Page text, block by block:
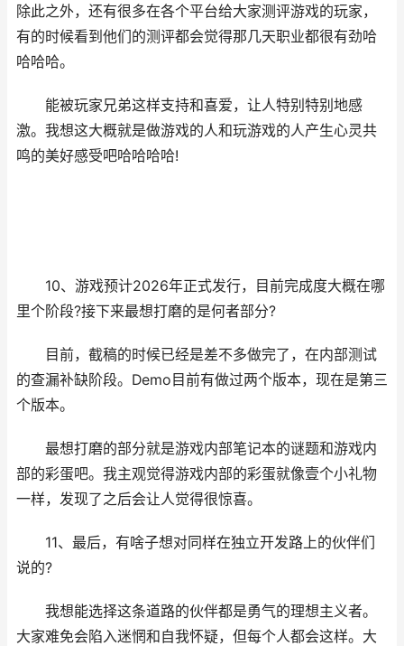
除此之外，还有很多在各个平台给大家测评游戏的玩家，
有的时候看到他们的测评都会觉得那几天职业都很有劲哈
哈哈哈。
能被玩家兄弟这样支持和喜爱，让人特别特别地感
激。我想这大概就是做游戏的人和玩游戏的人产生心灵共
鸣的美好感受吧哈哈哈哈!
10、游戏预计2026年正式发行，目前完成度大概在哪
里个阶段?接下来最想打磨的是何者部分?
目前，截稿的时候已经是差不多做完了，在内部测试
的查漏补缺阶段。Demo目前有做过两个版本，现在是第三
个版本。
最想打磨的部分就是游戏内部笔记本的谜题和游戏内
部的彩蛋吧。我主观觉得游戏内部的彩蛋就像壹个小礼物
一样，发现了之后会让人觉得很惊喜。
11、最后，有啥子想对同样在独立开发路上的伙伴们
说的?
我想能选择这条道路的伙伴都是勇气的理想主义者。
大家难免会陷入迷惘和自我怀疑，但每个人都会这样。大